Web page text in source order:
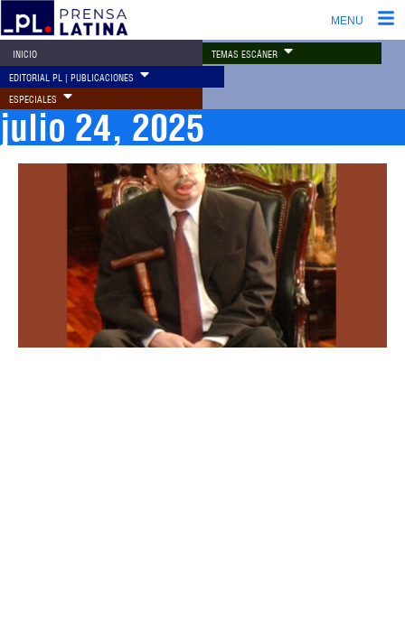
MENU
INICIO TEMAS ESCÁNER
EDITORIAL PL | PUBLICACIONES
ESPECIALES
julio 24, 2025